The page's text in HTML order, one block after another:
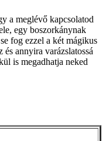
a meglévő kapcsolatod
egy boszorkánynak
fog ezzel a két mágikus
annyira varázslatossá
is megadhatja neked